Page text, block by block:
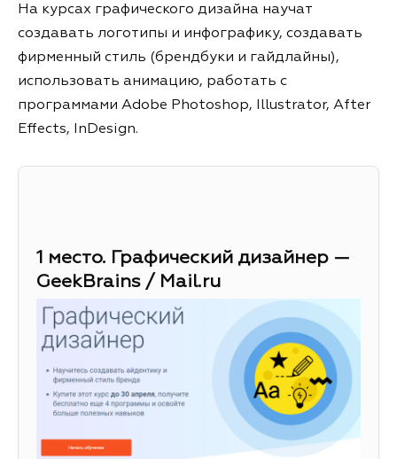
На курсах графического дизайна научат
создавать логотипы и инфографику, создавать
фирменный стиль (брендбуки и гайдлайны),
использовать анимацию, работать с
программами Adobe Photoshop, Illustrator, After
Effects, InDesign.
1 место. Графический дизайнер —
GeekBrains / Mail.ru